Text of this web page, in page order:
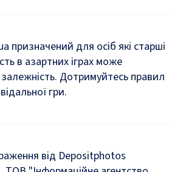
призначений для осіб які старші
в азартних іграх може
Дотримуйтесь правил
гри.
від Depositphotos